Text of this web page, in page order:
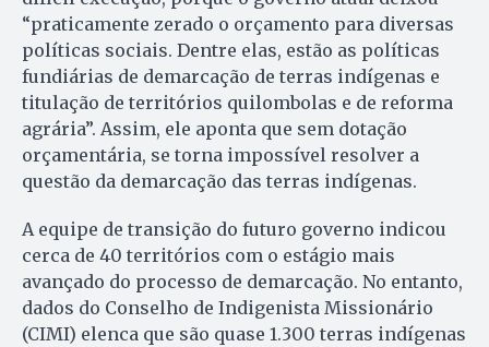
“praticamente zerado o orçamento para diversas
políticas sociais. Dentre elas, estão as políticas
fundiárias de demarcação de terras indígenas e
titulação de territórios quilombolas e de reforma
agrária”. Assim, ele aponta que sem dotação
orçamentária, se torna impossível resolver a
questão da demarcação das terras indígenas.
A equipe de transição do futuro governo indicou
cerca de 40 territórios com o estágio mais
avançado do processo de demarcação. No entanto,
dados do Conselho de Indigenista Missionário
(CIMI) elenca que são quase 1.300 terras indígenas